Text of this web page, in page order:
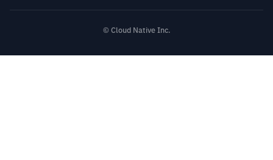
© Cloud Native Inc.